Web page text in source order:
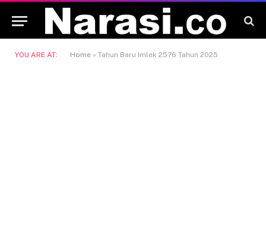
YOU ARE AT: Home » Tahun Baru Imlek 2576 Tahun 2025